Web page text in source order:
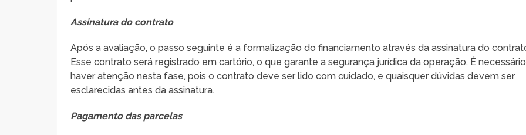
Assinatura do contrato
Após a avaliação, o passo seguinte é a formalização do financiamento através da assinatura do
Esse contrato será registrado em cartório, o que garante a segurança jurídica da operação. É necessário
haver atenção nesta fase, pois o contrato deve ser lido com cuidado, e quaisquer dúvidas devem ser
esclarecidas antes da assinatura.
Pagamento das parcelas